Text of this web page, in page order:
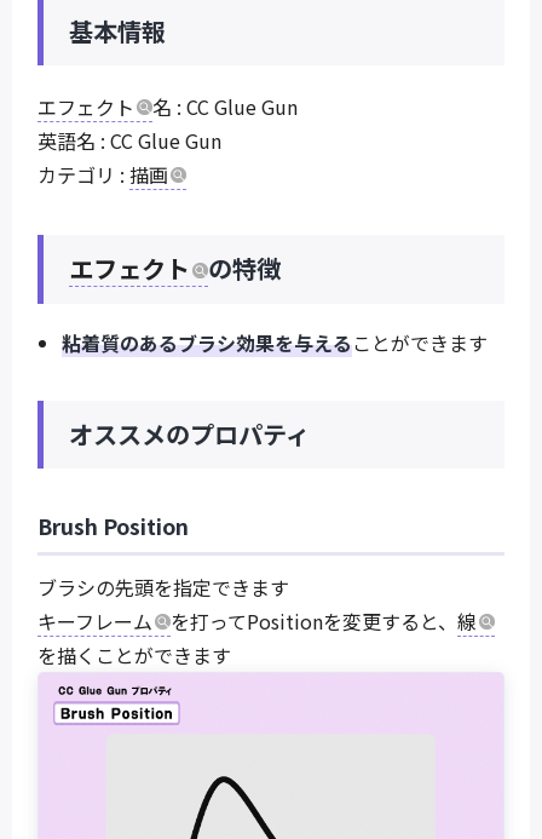
基本情報
エフェクト
名 : CC Glue Gun
英語名 : CC Glue Gun
カテゴリ :描画
エフェクト の特徴
粘着質のあるブラシ効果を与えることができます
オススメのプロパティ
Brush Position
ブラシの先頭を指定できます
キーフレーム
を打ってPositionを変更すると、線
を描くことができます